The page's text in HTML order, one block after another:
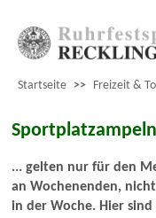
Startseite >> Freizeit &
Sportplatzampeln
... gelten nur für den
an Wochenenden,
in der Woche. Hier